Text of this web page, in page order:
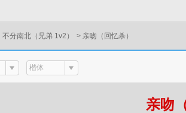
不分南北（兄弟 1v2） > 亲吻（回忆杀）
楷体
亲吻